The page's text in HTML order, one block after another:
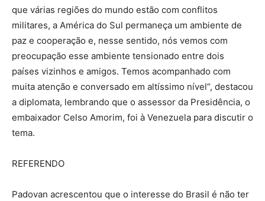
que várias regiões do mundo estão com conflitos
militares, a América do Sul permaneça um ambiente de
paz e cooperação e, nesse sentido, nós vemos com
preocupação esse ambiente tensionado entre dois
países vizinhos e amigos. Temos acompanhado com
muita atenção e conversado em altíssimo nível”, destacou
a diplomata, lembrando que o assessor da Presidência, o
embaixador Celso Amorim, foi à Venezuela para discutir o
tema.
REFERENDO
Padovan acrescentou que o interesse do Brasil é não ter